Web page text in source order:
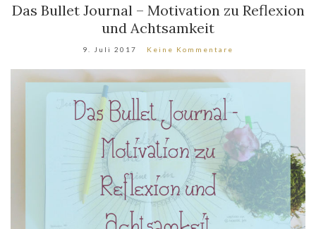
Das Bullet Journal – Motivation zu Reflexion
und Achtsamkeit
9. Juli 2017 Keine Kommentare